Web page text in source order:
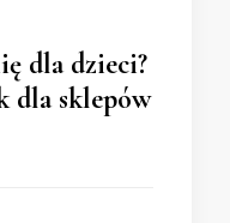
dla dzieci?
dla sklepów